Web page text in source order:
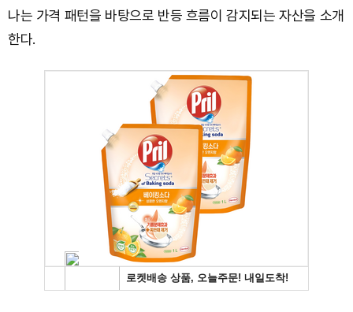
나는 가격 패턴을 바탕으로 반등 흐름이 감지되는 자산을 소개
한다.